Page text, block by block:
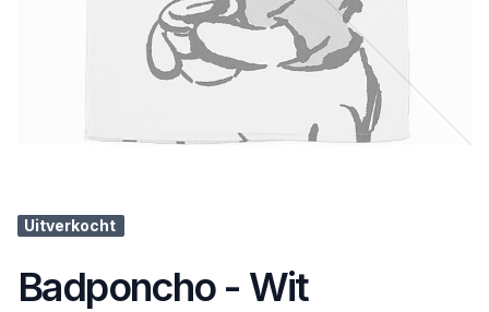
Uitverkocht
Badponcho - Wit